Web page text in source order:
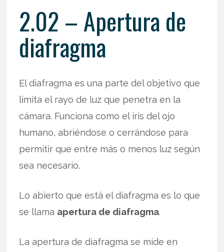
2.02 – Apertura de
diafragma
El diafragma es una parte del objetivo que
limita el rayo de luz que penetra en la
cámara. Funciona como el iris del ojo
humano, abriéndose o cerrándose para
permitir que entre más o menos luz según
sea necesario.
Lo abierto que está el diafragma es lo que
se llama apertura de diafragma.
La apertura de diafragma se mide en